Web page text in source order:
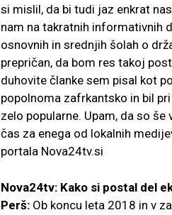
si mislil, da bi tudi jaz enkrat
nam na takratnih informativnih
osnovnih in srednjih šolah o
prepričan, da bom res takoj
duhovite članke sem pisal kot
popolnoma zafrkantsko in bil
zelo popularne. Upam, da so
čas za enega od lokalnih
portala Nova24tv.si
Nova24tv: Kako si postal del
Perš: Ob koncu leta 2018 in v